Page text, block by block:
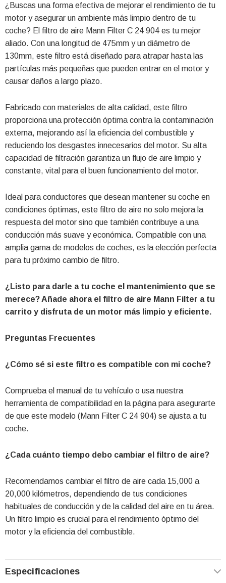
¿Buscas una forma efectiva de mejorar el rendimiento de tu
motor y asegurar un ambiente más limpio dentro de tu
coche? El filtro de aire Mann Filter C 24 904 es tu mejor
aliado. Con una longitud de 475mm y un diámetro de
130mm, este filtro está diseñado para atrapar hasta las
partículas más pequeñas que pueden entrar en el motor y
causar daños a largo plazo.
Fabricado con materiales de alta calidad, este filtro
proporciona una protección óptima contra la contaminación
externa, mejorando así la eficiencia del combustible y
reduciendo los desgastes innecesarios del motor. Su alta
capacidad de filtración garantiza un flujo de aire limpio y
constante, vital para el buen funcionamiento del motor.
Ideal para conductores que desean mantener su coche en
condiciones óptimas, este filtro de aire no solo mejora la
respuesta del motor sino que también contribuye a una
conducción más suave y económica. Compatible con una
amplia gama de modelos de coches, es la elección perfecta
para tu próximo cambio de filtro.
¿Listo para darle a tu coche el mantenimiento que se
merece? Añade ahora el filtro de aire Mann Filter a tu
carrito y disfruta de un motor más limpio y eficiente.
Preguntas Frecuentes
¿Cómo sé si este filtro es compatible con mi coche?
Comprueba el manual de tu vehículo o usa nuestra
herramienta de compatibilidad en la página para asegurarte
de que este modelo (Mann Filter C 24 904) se ajusta a tu
coche.
¿Cada cuánto tiempo debo cambiar el filtro de aire?
Recomendamos cambiar el filtro de aire cada 15,000 a
20,000 kilómetros, dependiendo de tus condiciones
habituales de conducción y de la calidad del aire en tu área.
Un filtro limpio es crucial para el rendimiento óptimo del
motor y la eficiencia del combustible.
Especificaciones